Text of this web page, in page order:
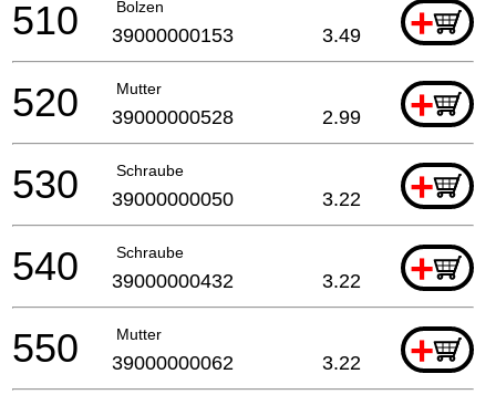
Bolzen +
510 39000000153 3.49
Mutter +
520 39000000528 2.99
Schraube +
530 39000000050 3.22
Schraube +
540 39000000432 3.22
Mutter +
550 39000000062 3.22